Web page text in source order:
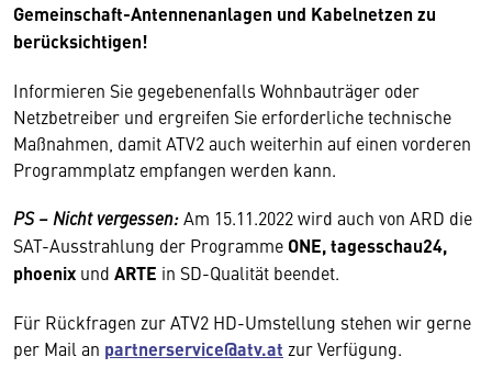
Gemeinschaft-Antennenanlagen und Kabelnetzen zu
berücksichtigen!
Informieren Sie gegebenenfalls Wohnbauträger oder
Netzbetreiber und ergreifen Sie erforderliche technische
Maßnahmen, damit ATV2 auch weiterhin auf einen vorderen
Programmplatz empfangen werden kann.
PS – Nicht vergessen:Am 15.11.2022 wird auch von ARD die
SAT-Ausstrahlung der Programme ONE, tagesschau24,
phoenix und ARTE in SD-Qualität beendet.
Für Rückfragen zur ATV2 HD-Umstellung stehen wir gerne
per Mail an partnerservice@atv.at zur Verfügung.